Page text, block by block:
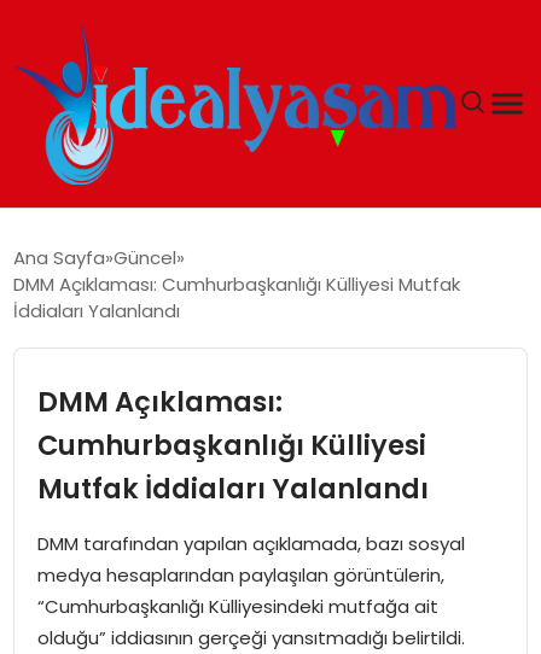
GÜNDEM
İDEAL YAŞAM
İDEAL SPOR
YAŞAM
MAGAZIN
Ana Sayfa Güncel
DMM Açıklaması: Cumhurbaşkanlığı Külliyesi Mutfak
İddiaları Yalanlandı
DMM Açıklaması:
Cumhurbaşkanlığı Külliyesi
Mutfak İddiaları Yalanlandı
DMM tarafından yapılan açıklamada, bazı sosyal
medya hesaplarından paylaşılan görüntülerin,
“Cumhurbaşkanlığı Külliyesindeki mutfağa ait
olduğu” iddiasının gerçeği yansıtmadığı belirtildi.